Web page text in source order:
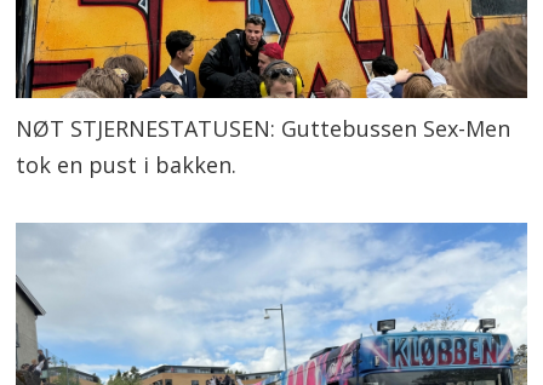
NØT STJERNESTATUSEN: Guttebussen Sex-Men
tok en pust i bakken.